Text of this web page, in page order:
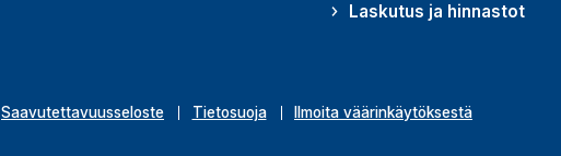
Laskutus ja hinnastot
Saavutettavuusseloste Tietosuoja Ilmoita väärinkäytöksestä